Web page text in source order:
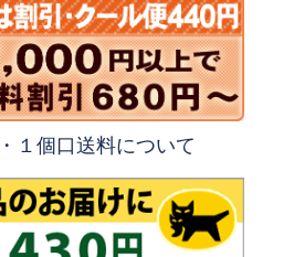
１個口送料について